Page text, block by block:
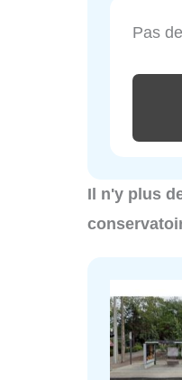
Pas
Il n'y plus